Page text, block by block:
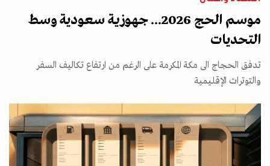
موسم الحج 2026... جهوزية سعودية وسط
التحديات
تدفق الحجاج الى مكة المكرمة على الرغم من ارتفاع تكاليف السفر
والتوترات الإقليمية